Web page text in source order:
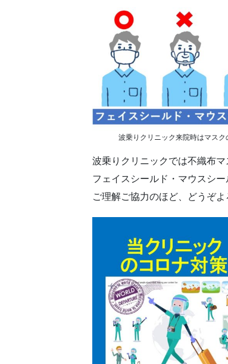
波乗りクリニック来院時はマス
波乗りクリニックでは不織布マ
フェイスシールド・マウスシ
ご理解ご協力のほど、どうぞよ